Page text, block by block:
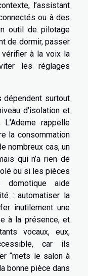
l’assistant
ou à des
outil de pilotage
de dormir, passer
vérifier à la voix la
les réglages
dépendent surtout
d’isolation et
rappelle
la consommation
nombreux cas, un
qui n’a rien de
ou si les pièces
aide
: automatiser la
inutilement une
à la présence, et
vocaux, eux,
car ils
“mets le salon à
bonne pièce dans